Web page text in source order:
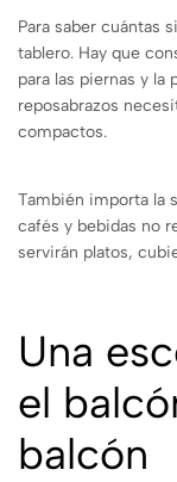
Para saber cuántas
tablero. Hay que
para las piernas y la
reposabrazos
compactos.
También importa la
cafés y bebidas no
servirán platos,
Una
el
balcón